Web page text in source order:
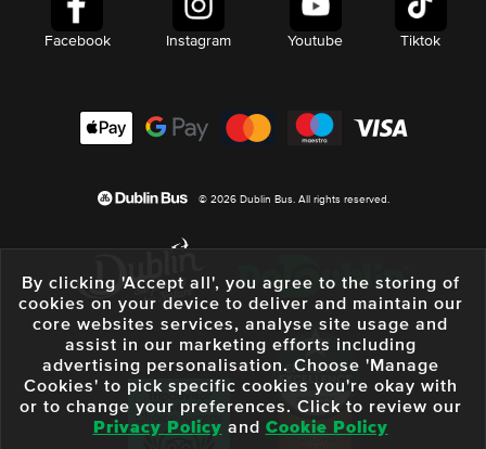
Facebook Instagram Youtube Tiktok
© 2026 Dublin Bus. All rights reserved.
By clicking 'Accept all', you agree to the storing of
cookies on your device to deliver and maintain our
core websites services, analyse site usage and
assist in our marketing efforts including
advertising personalisation. Choose 'Manage
Cookies' to pick specific cookies you're okay with
or to change your preferences. Click to review our
Privacy Policy and Cookie Policy